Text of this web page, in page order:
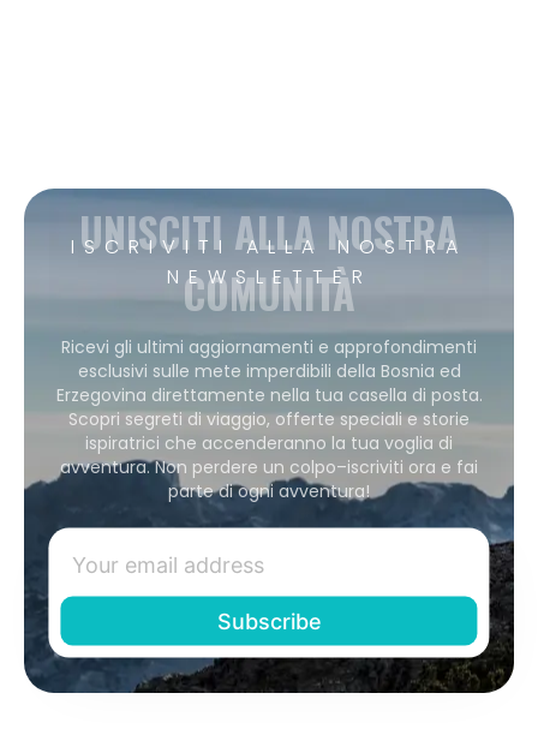
ISCRIVITI ALLA NOSTRA
NEWSLETTER
UNISCITI ALLA NOSTRA
COMUNITÀ
Ricevi gli ultimi aggiornamenti e approfondimenti
esclusivi sulle mete imperdibili della Bosnia ed
Erzegovina direttamente nella tua casella di posta.
Scopri segreti di viaggio, offerte speciali e storie
ispiratrici che accenderanno la tua voglia di
avventura. Non perdere un colpo–iscriviti ora e fai
parte di ogni avventura!